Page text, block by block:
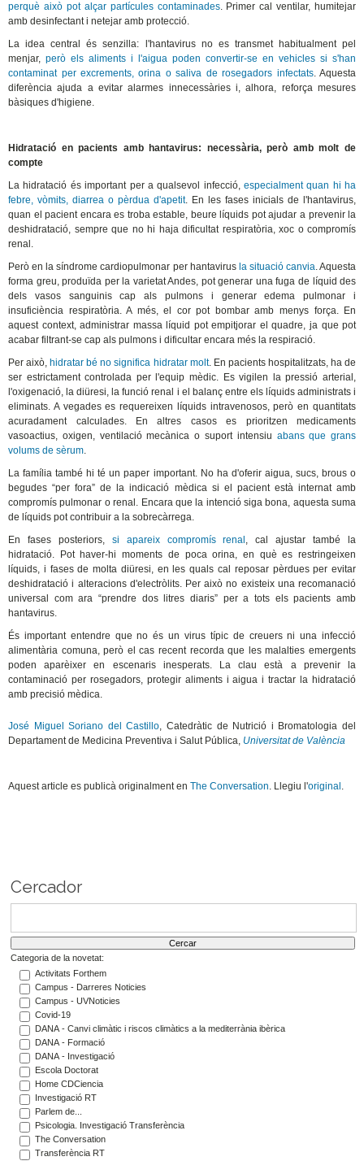
perquè això pot alçar partícules contaminades. Primer cal ventilar, humitejar
amb desinfectant i netejar amb protecció.
La idea central és senzilla: l'hantavirus no es transmet habitualment pel
menjar,però els aliments i l'aigua poden convertir-se en vehicles si s'han
contaminat per excrements, orina o saliva de rosegadors infectats. Aquesta
diferència ajuda a evitar alarmes innecessàries i, alhora, reforça mesures
bàsiques d'higiene.
Hidratació en pacients amb hantavirus: necessària, però amb molt de
compte
La hidratació és important per a qualsevol infecció, especialment quan hi ha
febre, vòmits, diarrea o pèrdua d'apetit. En les fases inicials de l'hantavirus,
quan el pacient encara es troba estable, beure líquids pot ajudar a prevenir la
deshidratació, sempre que no hi haja dificultat respiratòria, xoc o compromís
renal.
Però en la síndrome cardiopulmonar per hantavirus la situació canvia. Aquesta
forma greu, produïda per la varietat Andes, pot generar una fuga de líquid des
dels vasos sanguinis cap als pulmons i generar edema pulmonar i
insuficiència respiratòria. A més, el cor pot bombar amb menys força. En
aquest context, administrar massa líquid pot empitjorar el quadre, ja que pot
acabar filtrant-se cap als pulmons i dificultar encara més la respiració.
Per això, hidratar bé no significa hidratar molt. En pacients hospitalitzats, ha de
ser estrictament controlada per l'equip mèdic. Es vigilen la pressió arterial,
l'oxigenació, la diüresi, la funció renal i el balanç entre els líquids administrats i
eliminats. A vegades es requereixen líquids intravenosos, però en quantitats
acuradament calculades. En altres casos es prioritzen medicaments
vasoactius, oxigen, ventilació mecànica o suport intensiu abans que grans
volums de sèrum.
La família també hi té un paper important. No ha d'oferir aigua, sucs, brous o
begudes “per fora” de la indicació mèdica si el pacient està internat amb
compromís pulmonar o renal. Encara que la intenció siga bona, aquesta suma
de líquids pot contribuir a la sobrecàrrega.
En fases posteriors, si apareix compromís renal , cal ajustar també la
hidratació. Pot haver-hi moments de poca orina, en què es restringeixen
líquids, i fases de molta diüresi, en les quals cal reposar pèrdues per evitar
deshidratació i alteracions d'electròlits. Per això no existeix una recomanació
universal com ara “prendre dos litres diaris” per a tots els pacients amb
hantavirus.
És important entendre que no és un virus típic de creuers ni una infecció
alimentària comuna, però el cas recent recorda que les malalties emergents
poden aparèixer en escenaris inesperats. La clau està a prevenir la
contaminació per rosegadors, protegir aliments i aigua i tractar la hidratació
amb precisió mèdica.
José Miguel Soriano del Castillo, Catedràtic de Nutrició i Bromatologia del
Departament de Medicina Preventiva i Salut Pública, Universitat de València
Aquest article es publicà originalment enThe Conversation. Llegiu l'original.
Cercador
Categoria de la novetat:
Activitats Forthem
Campus - Darreres Noticies
Campus - UVNoticies
Covid-19
DANA - Canvi climàtic i riscos climàtics a la mediterrània ibèrica
DANA - Formació
DANA - Investigació
Escola Doctorat
Home CDCiencia
Investigació RT
Parlem de...
Psicologia. Investigació Transferència
The Conversation
Transferència RT